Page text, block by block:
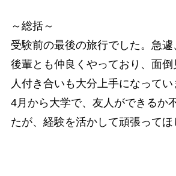
～総括～
受験前の最後の旅行でした。急
後輩とも仲良くやっており、面倒
人付き合いも大分上手になってい
4月から大学で、友人ができるか
たが、経験を活かして頑張ってほ